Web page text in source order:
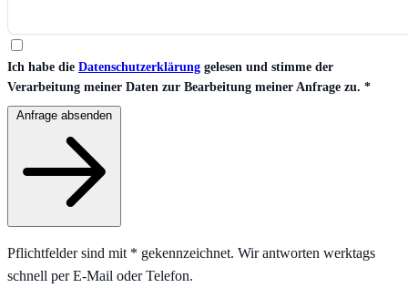
Ich habe die Datenschutzerklärung gelesen und stimme der
Verarbeitung meiner Daten zur Bearbeitung meiner Anfrage zu. *
Pflichtfelder sind mit * gekennzeichnet. Wir antworten werktags
schnell per E-Mail oder Telefon.